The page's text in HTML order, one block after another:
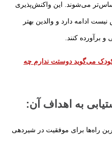
می‌شوند. این واکنش‌پذیری
ادامه دارد و والدین بهتر
و برآورده کنند.
می‌گوید دوستت ندارم چه
به اهداف آن:
راه‌ها برای موفقیت در شیردهی